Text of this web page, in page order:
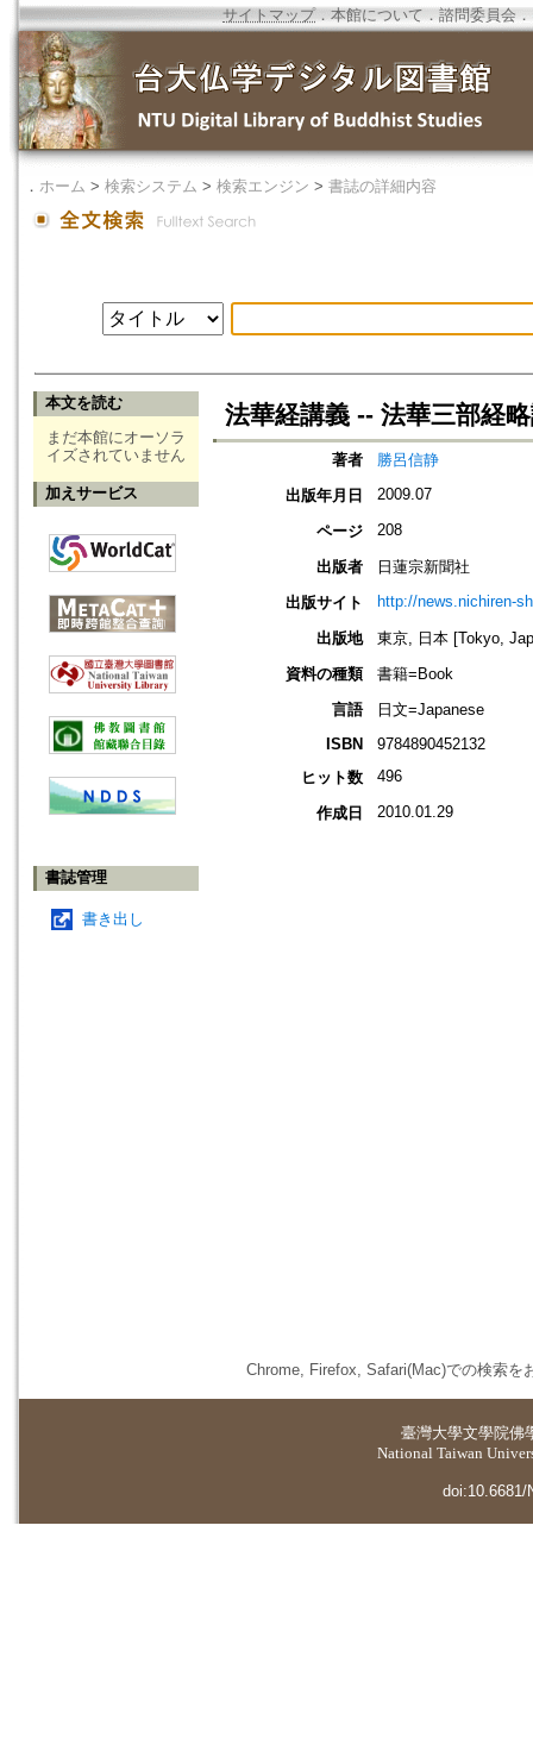
サイトマップ．本館について ． 諮問委員会 ．
． ホーム > 検索システム > 検索エンジン > 書誌の詳細内容
本文を読む
まだ本館にオーソラ
イズされていません
加えサービス
書誌管理
書き出し
法華経講義 -- 法華三部経
著者
勝呂信静
出版年月日
2009.07
ページ 208
出版者
日蓮宗新聞社
出版サイト
http://news.nichiren-
出版地
東京, 日本 [Tokyo,
資料の種類
書籍=Book
言語
日文=Japanese
ISBN
9784890452132
ヒット数
496
作成日 2010.01.29
Chrome, Firefox, Safari(Mac)での検索を
臺灣大學文學院佛
National Taiwan
doi:10.6681/